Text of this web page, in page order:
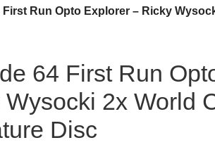
First Run Opto Explorer – Ricky
64 First Run
Wysocki 2x World
Disc